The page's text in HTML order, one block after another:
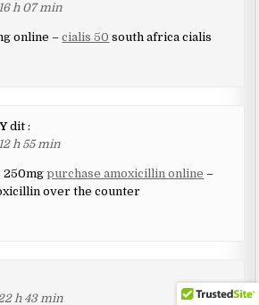
h 07 min
online –cialis 50 south africa cialis
dit :
h 55 min
250mgpurchase amoxicillin online –
over the counter
h 43 min